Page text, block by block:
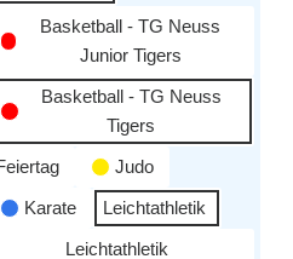
Basketball - TG Neuss
Junior Tigers
Basketball - TG Neuss
Tigers
Judo
Karate
Leichtathletik
Leichtathletik